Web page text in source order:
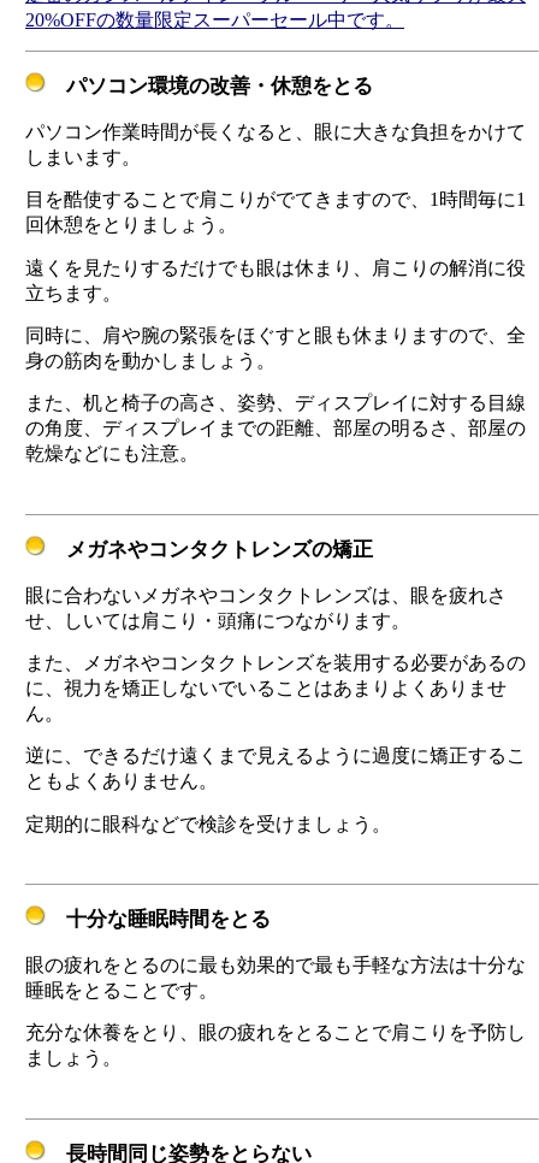
20%OFFの数量限定スーパーセール中です。
パソコン環境の改善・休憩をとる
パソコン作業時間が長くなると、眼に大きな負担をかけて
しまいます。
目を酷使することで肩こりがでてきますので、1時間毎に1
回休憩をとりましょう。
遠くを見たりするだけでも眼は休まり、肩こりの解消に役
立ちます。
同時に、肩や腕の緊張をほぐすと眼も休まりますので、全
身の筋肉を動かしましょう。
また、机と椅子の高さ、姿勢、ディスプレイに対する目線
の角度、ディスプレイまでの距離、部屋の明るさ、部屋の
乾燥などにも注意。
メガネやコンタクトレンズの矯正
眼に合わないメガネやコンタクトレンズは、眼を疲れさ
せ、しいては肩こり・頭痛につながります。
また、メガネやコンタクトレンズを装用する必要があるの
に、視力を矯正しないでいることはあまりよくありませ
ん。
逆に、できるだけ遠くまで見えるように過度に矯正するこ
ともよくありません。
定期的に眼科などで検診を受けましょう。
十分な睡眠時間をとる
眼の疲れをとるのに最も効果的で最も手軽な方法は十分な
睡眠をとることです。
充分な休養をとり、眼の疲れをとることで肩こりを予防し
ましょう。
長時間同じ姿勢をとらない